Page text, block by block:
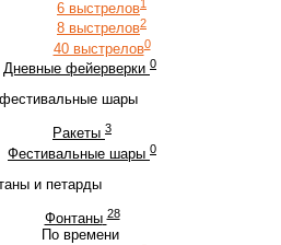
6 выстрелов1
8 выстрелов2
40 выстрелов0
Дневные фейерверки 0
шары
Ракеты 3
Фестивальные шары 0
и петарды
Фонтаны 28
По времени